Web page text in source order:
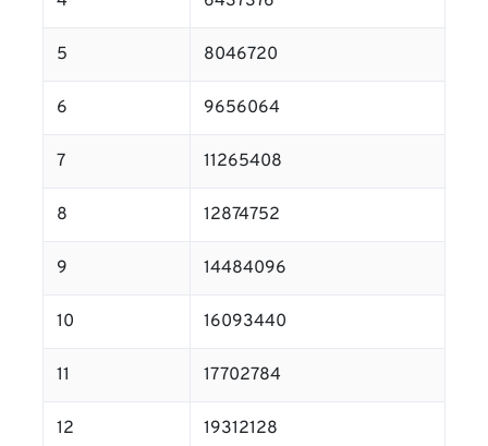
5 8046720
6 9656064
7 11265408
8 12874752
9 14484096
10 16093440
11 17702784
12 19312128